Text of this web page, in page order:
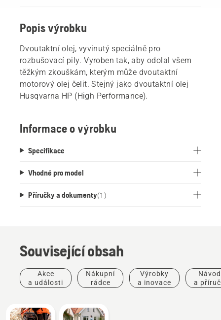
Popis výrobku
Dvoutaktní olej, vyvinutý speciálně pro
rozbušovací pily. Vyroben tak, aby odolal všem
těžkým zkouškám, kterým může dvoutaktní
motorový olej čelit. Stejný jako dvoutaktní olej
Husqvarna HP (High Performance).
Informace o výrobku
Specifikace
Vhodné pro model
Příručky a dokumenty(1 )
Související obsah
Akce
a události
Nákupní
rádce
Výrobky
a inovace
a